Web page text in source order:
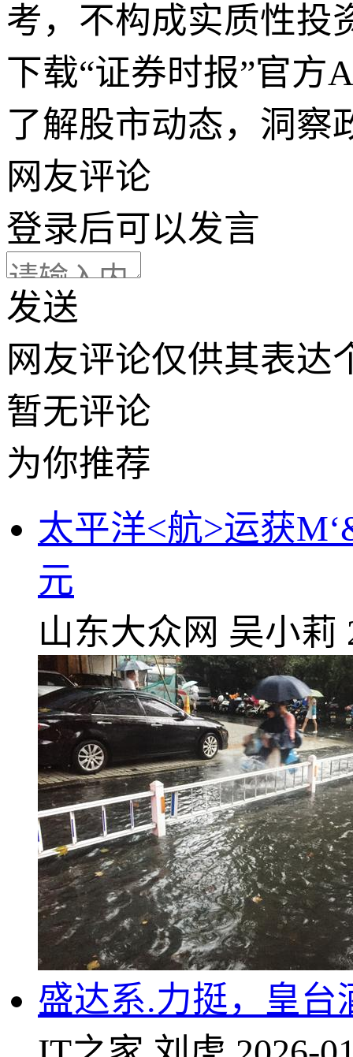
考，不构成实质性投
下载“证券时报”官方
了解股市动态，洞察
网友评论
登录后可以发言
发送
网友评论仅供其表达
暂无评论
为你推荐
太平洋<航>运获
元
山东大众网 吴小莉
盛达系.力挺，皇